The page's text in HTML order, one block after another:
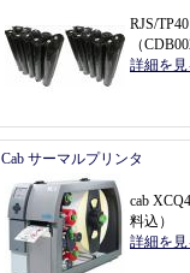
RJS/
（
詳細を
Cab サーマルプリンタ
cab
料込 ）
詳細を